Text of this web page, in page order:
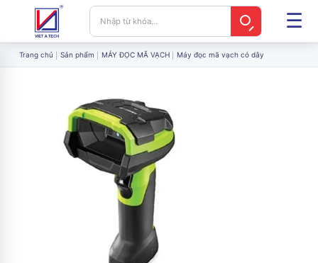
Trang chủ Sản phẩm MÁY ĐỌC MÃ VẠCH Máy đọc mã vạch có dây